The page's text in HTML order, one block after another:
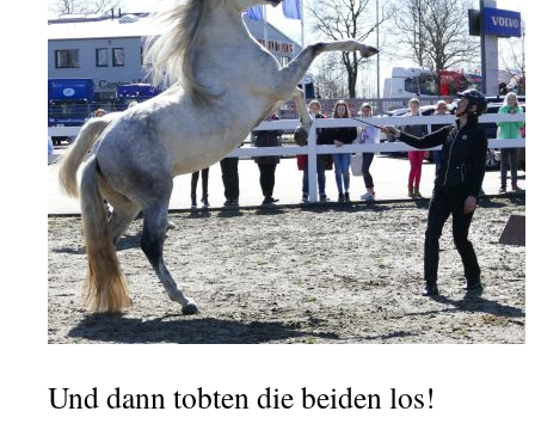
Und dann tobten die beiden los!